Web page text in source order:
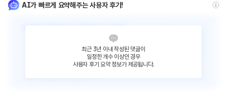
AI가 빠르게 요약해주는 사용자 후기!
최근 3년 이내 작성된 댓글이
일정한 개수 이상인 경우
사용자 후기 요약 정보가 제공됩니다.